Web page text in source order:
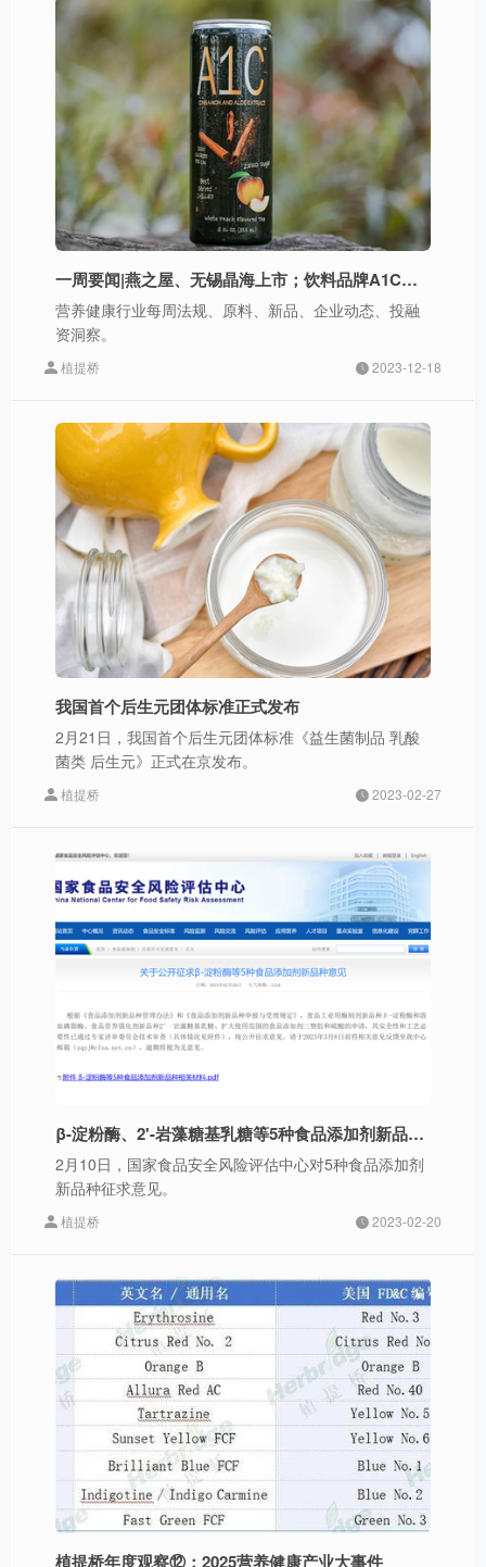
一周要闻|燕之屋、无锡晶海上市；饮料品牌A1C上新血糖健康新品、元气森林推果蔬汁新品
营养健康行业每周法规、原料、新品、企业动态、投融
资洞察。
植提桥 2023-12-18
我国首个后生元团体标准正式发布
2月21日，我国首个后生元团体标准《益生菌制品 乳酸
菌类 后生元》正式在京发布。
植提桥 2023-02-27
β-淀粉酶、2'-岩藻糖基乳糖等5种食品添加剂新品种征求意见
2月10日，国家食品安全风险评估中心对5种食品添加剂
新品种征求意见。
植提桥 2023-02-20
植提桥年度观察⑫：2025营养健康产业大事件